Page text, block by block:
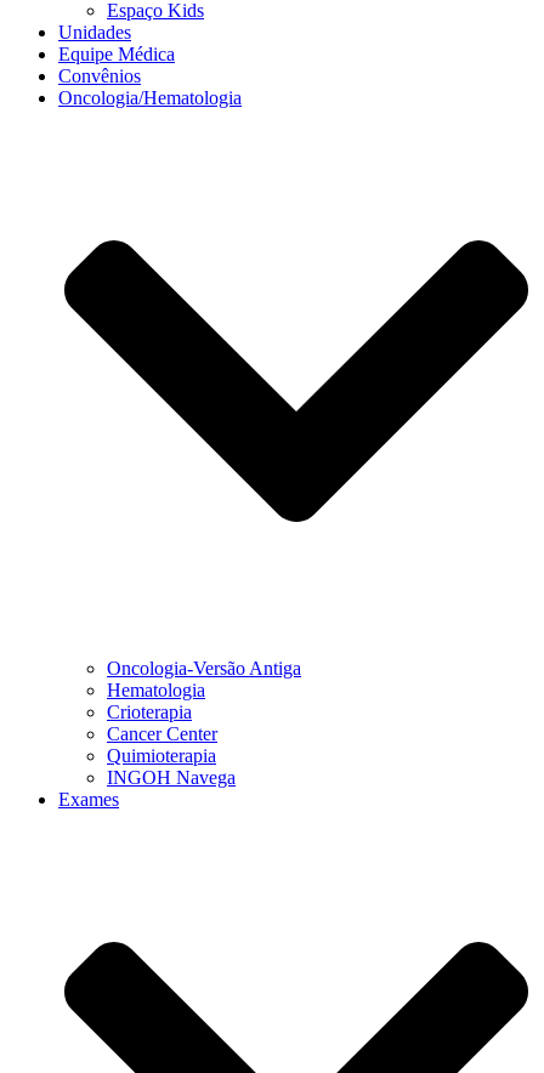
Espaço Kids
Unidades
Equipe Médica
Convênios
Oncologia/Hematologia
Oncologia-Versão Antiga
Hematologia
Crioterapia
Cancer Center
Quimioterapia
INGOH Navega
Exames